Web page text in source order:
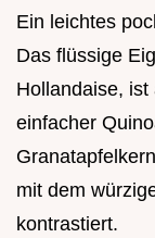
Ein leichtes
Das flüssige
Hollandaise, ist
einfacher
mit dem
kontrastiert.